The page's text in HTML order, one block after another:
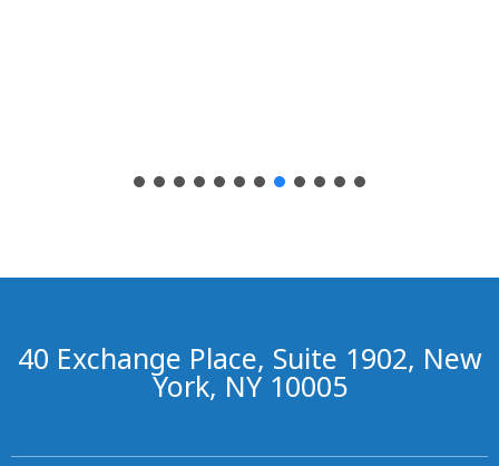
40 Exchange Place, Suite 1902, New
York, NY 10005